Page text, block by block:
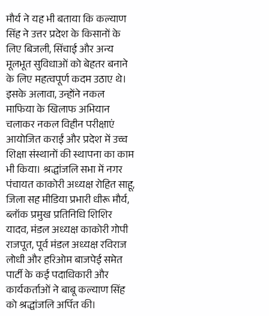
मौर्य ने यह भी बताया कि कल्याण
सिंह ने उत्तर प्रदेश के किसानों के
लिए बिजली, सिंचाई और अन्य
मूलभूत सुविधाओं को बेहतर बनाने
के लिए महत्वपूर्ण कदम उठाए थे।
इसके अलावा, उन्होंने नकल
माफिया के खिलाफ अभियान
चलाकर नकल विहीन परीक्षाएं
आयोजित कराईं और प्रदेश में उच्च
शिक्षा संस्थानों की स्थापना का काम
भी किया। श्रद्धांजलि सभा में नगर
पंचायत काकोरी अध्यक्ष रोहित साहू,
जिला सह मीडिया प्रभारी धीरू मौर्य,
ब्लॉक प्रमुख प्रतिनिधि शिशिर
यादव, मंडल अध्यक्ष काकोरी गोपी
राजपूत, पूर्व मंडल अध्यक्ष रविराज
लोधी और हरिओम बाजपेई समेत
पार्टी के कई पदाधिकारी और
कार्यकर्ताओं ने बाबू कल्याण सिंह
को श्रद्धांजलि अर्पित की।